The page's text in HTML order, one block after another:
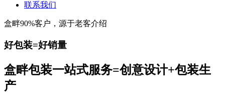
联系我们
盒畔90%客户，源于老客介绍
好包装=好销量
盒畔包装一站式服务=创意设计+包装生
产